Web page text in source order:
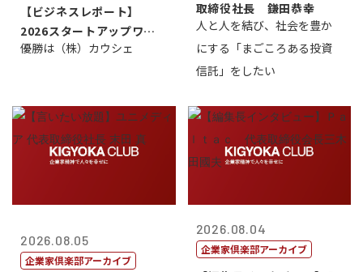
【ビジネスレポート】
2026スタートアップワー
ルドカップ東京
優勝は（株）カウシェ
取締役社長 鎌田恭幸
人と人を結び、社会を豊か
にする「まごころある投資
信託」をしたい
2026.08.05
企業家倶楽部アーカイブ
2026.08.04
企業家倶楽部アーカイブ